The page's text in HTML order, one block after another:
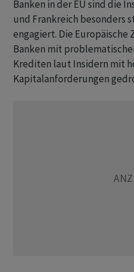
Banken in der EU sind die
und Frankreich besonders
engagiert. Die Europäische
Banken mit
Krediten laut Insidern mit
Kapitalanforderungen